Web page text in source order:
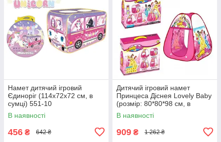
Намет дитячий ігровий
Єдиноріг (114х72х72 см, в
сумці) 551-10
В наявності
456 ₴ 642 ₴
Дитячий ігровий намет
Принцеса Діснея Lovely Baby
(розмір: 80*80*98 см, в
коробці) 333A-111
В наявності
909 ₴ 1 262 ₴